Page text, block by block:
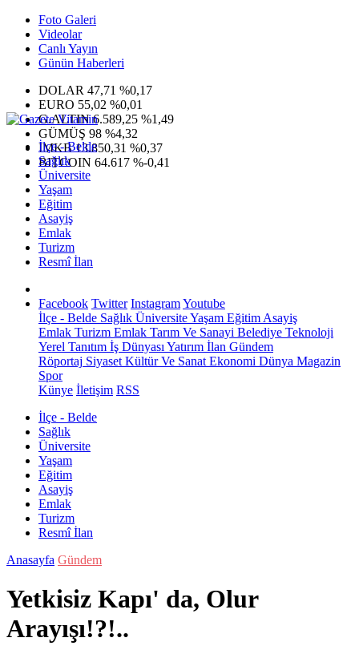
Foto Galeri
Videolar
Canlı Yayın
Günün Haberleri
DOLAR 47,71 %0,17
EURO 55,02 %0,01
G.ALTIN6.589,25 %1,49
GÜMÜŞ 98 %4,32
IMKB13.850,31 %0,37
BITCOIN 64.617 %-0,41
İlçe - Belde
Sağlık
Üniversite
Yaşam
Eğitim
Asayiş
Emlak
Turizm
Resmî İlan
Facebook Twitter InstagramYoutube
İlçe - Belde Sağlık ÜniversiteYaşam Eğitim Asayiş
Emlak Turizm Emlak Tarım Ve Sanayi Belediye Teknoloji
Yerel Tanıtım İş Dünyası Yatırım İlan Gündem
Röportaj Siyaset Kültür Ve Sanat Ekonomi Dünya Magazin
Spor
Künye İletişim RSS
İlçe - Belde
Sağlık
Üniversite
Yaşam
Eğitim
Asayiş
Emlak
Turizm
Resmî İlan
Anasayfa Gündem
Yetkisiz Kapı' da, Olur
Arayışı!?!..